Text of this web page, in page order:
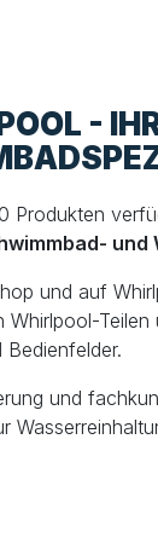
-
Produkten
und
und auf
Whirlpool-
Bedienfelder.
und